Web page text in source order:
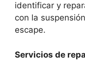
identificar y
con la
escape.
Servicios de